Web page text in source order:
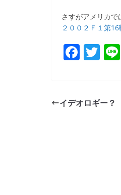
さすがアメリカで
２００２Ｆ１第
F
e
T
er
イデオロギー？